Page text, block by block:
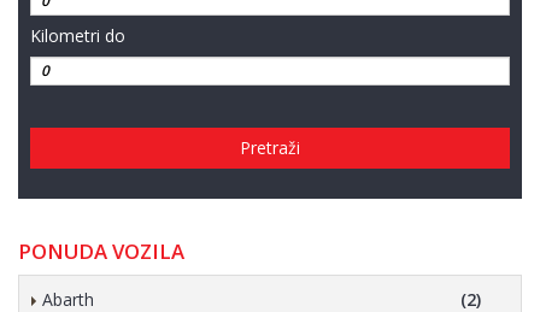
Kilometri do
Pretraži
PONUDA VOZILA
Abarth (2)